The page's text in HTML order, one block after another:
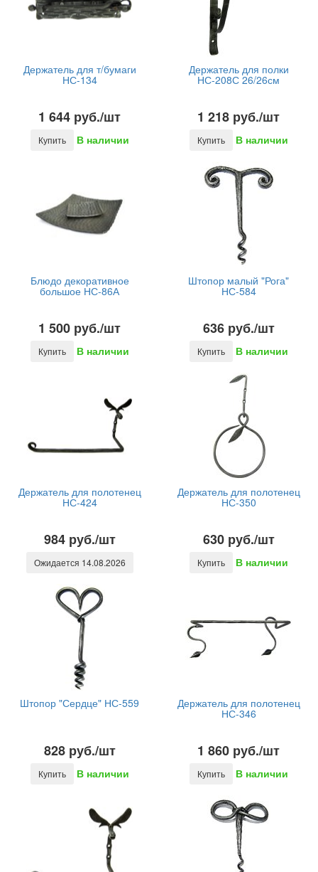
Держатель для т/бумаги
НС-134
1 644 руб./шт
Купить В наличии
Держатель для полки
НС-208С 26/26см
1 218 руб./шт
Купить В наличии
Блюдо декоративное
большое НС-86А
1 500 руб./шт
Купить В наличии
Штопор малый "Рога"
НС-584
636 руб./шт
Купить В наличии
Держатель для полотенец
НС-424
984 руб./шт
Ожидается 14.08.2026
Держатель для полотенец
НС-350
630 руб./шт
Купить В наличии
Штопор "Сердце" НС-559
828 руб./шт
Купить В наличии
Держатель для полотенец
НС-346
1 860 руб./шт
Купить В наличии